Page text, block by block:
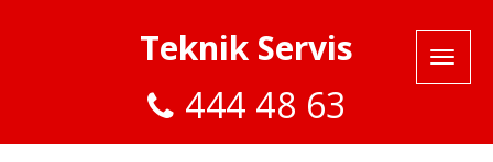
Teknik Servis
444 48 63